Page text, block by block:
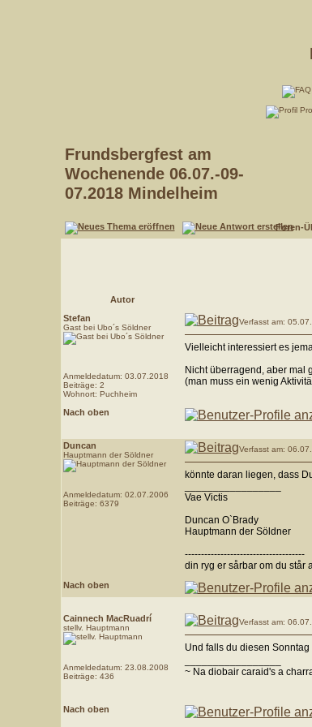
Frundsbergfest am
Wochenende 06.07.-09-
07.2018 Mindelheim
Foren-
Autor
Stefan
Gast bei Ubo´s Söldner
Anmeldedatum: 03.07.2018
Beiträge: 2
Wohnort: Puchheim
Verfasst am:
Vielleicht interessiert es
Nicht überragend, aber mal
(man muss ein wenig
Nach oben
Duncan
Hauptmann der Söldner
Anmeldedatum: 02.07.2006
Beiträge: 6379
Verfasst am:
könnte daran liegen, dass
Vae Victis
Duncan O`Brady
Hauptmann der Söldner
-------------------------------------
din ryg er sårbar om du står
Nach oben
Cainnech MacRuadrí
stellv. Hauptmann
Anmeldedatum: 23.08.2008
Beiträge: 436
Verfasst am:
Und falls du diesen
~ Na diobair caraid's a
Nach oben